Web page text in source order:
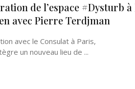
de l’espace #Dysturb à
avec Pierre Terdjman
avec le Consulat à Paris,
un nouveau lieu de ...